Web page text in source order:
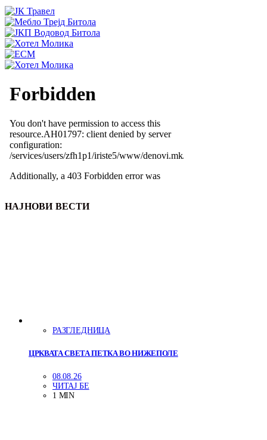
НАЈНОВИ ВЕСТИ
РАЗГЛЕДНИЦА
ЦРКВАТА СВЕТА ПЕТКА ВО НИЖЕПОЛЕ
08.08.26
ЧИТАЈ БЕ
1 MIN